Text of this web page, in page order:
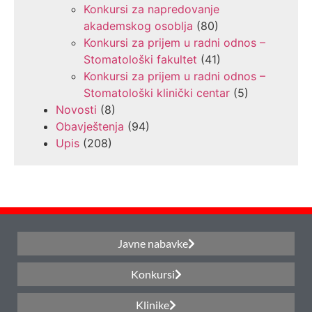
Konkursi za napredovanje
akademskog osoblja (80)
Konkursi za prijem u radni odnos –
Stomatološki fakultet (41)
Konkursi za prijem u radni odnos –
Stomatološki klinički centar (5)
Novosti (8)
Obavještenja (94)
Upis (208)
Javne nabavke
Konkursi
Klinike